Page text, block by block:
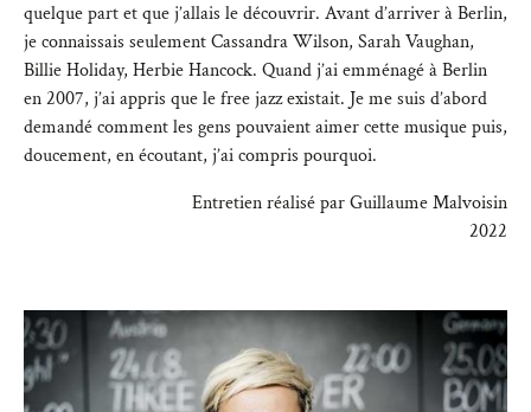
quelque part et que j’allais le découvrir. Avant d’arriver à Berlin,
je connaissais seulement Cassandra Wilson, Sarah Vaughan,
Billie Holiday, Herbie Hancock. Quand j’ai emménagé à Berlin
en 2007, j’ai appris que le free jazz existait. Je me suis d’abord
demandé comment les gens pouvaient aimer cette musique puis,
doucement, en écoutant, j’ai compris pourquoi.
Entretien réalisé par Guillaume Malvoisin
2022